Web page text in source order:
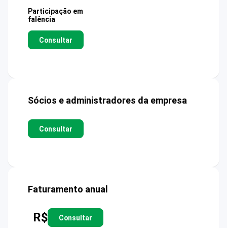
Participação em
falência
Consultar
Sócios e administradores da empresa
Consultar
Faturamento anual
R$ Consultar